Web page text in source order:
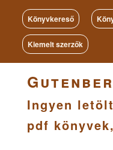
Könyvkereső
Kiemelt szerzők
Ingyen
pdf